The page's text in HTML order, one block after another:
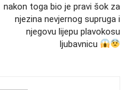
nakon toga bio je pravi šok za
njezina nevjernog supruga i
njegovu lijepu plavokosu
ljubavnicu